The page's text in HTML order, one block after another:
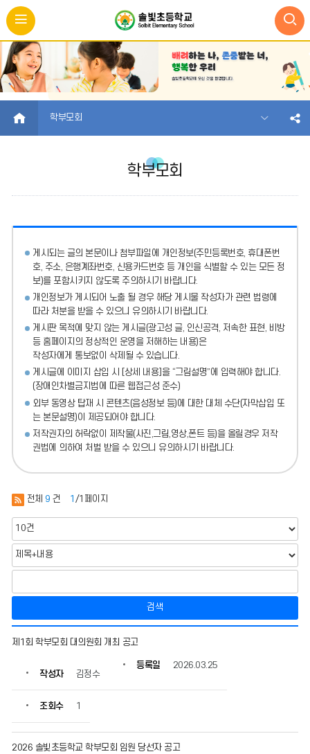
HOME 학부모회
학부모회
게시되는 글의 본문이나 첨부파일에
개인정보(주민등록번호, 휴대폰번
호, 주소, 은행계좌번호, 신용카드번호 등 개인을 식별할 수 있는 모든 정
보)를 포함시키지 않도록 주의하시기 바랍니다.
개인정보가 게시되어 노출 될 경우 해당 게시물 작성자가 관련 법령에
따라 처분을 받을 수 있으니 유의하시기 바랍니다.
게시판 목적에 맞지 않는 게시글(광고성 글, 인신공격, 저속한 표현, 비방
등 홈페이지의 정상적인 운영을 저해하는 내용)은
작성자에게 통보없이 삭제될 수 있습니다.
게시글에 이미지 삽입 시 [상세 내용]을 “그림설명”에 입력해야 합니다.
(장애인차별금지법에 따른 웹접근성 준수)
외부 동영상 탑재 시 콘텐츠(음성정보 등)에 대한 대체 수단(자막삽입 또
는 본문설명)이 제공되어야 합니다.
저작권자의 허락없이 제작물(사진,그림,영상,폰트 등)을 올릴경우 저작
권법에 의하여 처벌 받을 수 있으니 유의하시기 바랍니다.
전체 9 건 1 /1페이지
검색
부
의
물
번
제1회 학부모회 대의원회 개최 공고
작성자 김정수
등록일 2026.03.25
조회수 1
2026 솔빛초등학교 학부모회 임원 당선자 공고